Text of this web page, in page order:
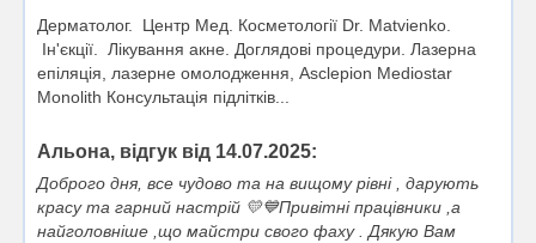
Дерматолог. Центр Мед. Косметології Dr. Matvienko.
Ін'єкції. Лікування акне. Доглядові процедури. Лазерна
епіляція, лазерне омолодження, Asclepion Mediostar
Monolith Консультація підлітків...
Альона, відгук від 14.07.2025:
Доброго дня, все чудово та на вищому рівні , дарують
красу та гарний настрій 💛💙Привітні працівники ,а
найголовніше ,що майстри свого фаху . Дякую Вам